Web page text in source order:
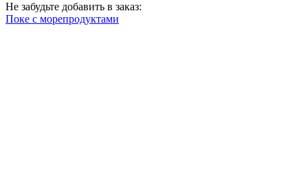
Не забудьте добавить в заказ:
Поке с морепродуктами